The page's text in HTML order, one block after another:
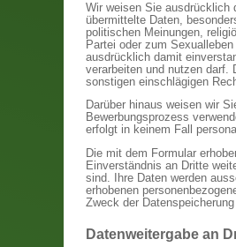
Wir weisen Sie ausdrücklich
übermittelte Daten,
politischen Meinungen,
Partei oder zum
ausdrücklich damit
verarbeiten und nutzen darf.
sonstigen einschlägigen
Darüber hinaus weisen wir
Bewerbungsprozess
erfolgt in keinem Fall
Die mit dem Formular
Einverständnis an Dritte
sind. Ihre Daten werden
erhobenen
Zweck der Datenspeicherung
Datenweitergabe an